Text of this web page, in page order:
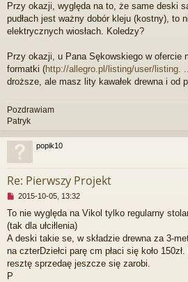
e
p
r
c
z
y
n
y
o
s
Przy okazji, wyględa na to, że same deski
pudłach jest ważny dobór kleju (kostny), to
elektrycznych wiosłach. Koledzy?
Przy okazji, u Pana Sękowskiego w ofercie
formatki (http://allegro.pl/listing/user/listing.
droższe, ale masz lity kawałek drewna i od
Pozdrawiam
Patryk
popik10
Re: Pierwszy Projekt
N
e
p
r
z
c
2015-10-05, 13:32
To nie wyględa na Vikol tylko regularny
(tak dla ułciłlenia)
A deski takie se, w składzie drewna za 3-
na czterDziełci parę cm płaci się koło
resztę sprzedaę jeszcze się zarobi.
P